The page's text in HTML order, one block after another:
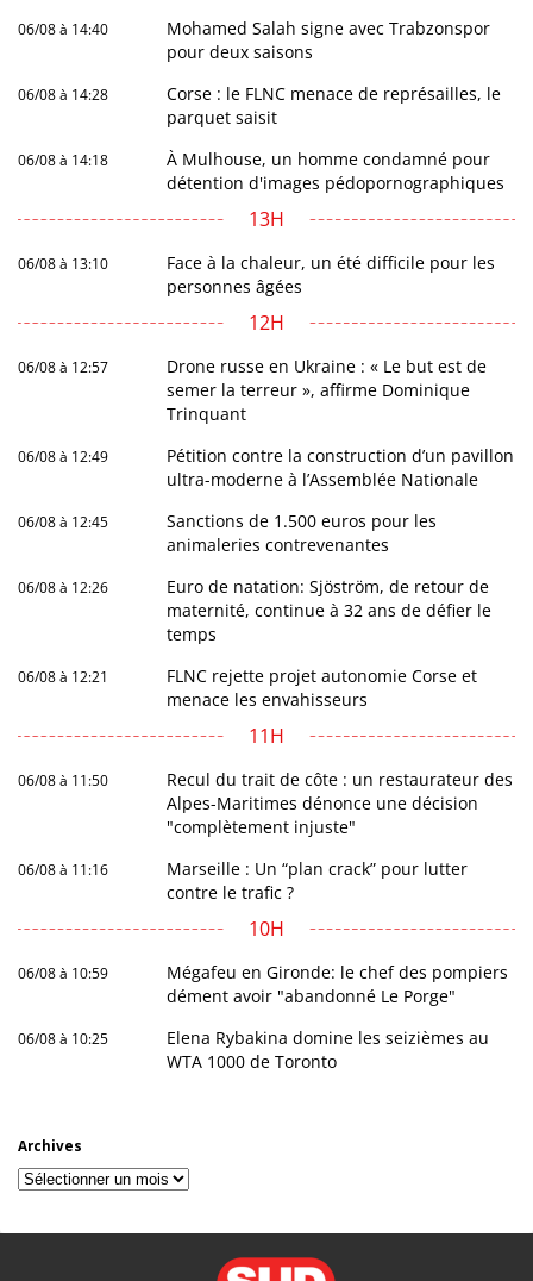
06/08 à 14:40
Mohamed Salah signe avec Trabzonspor
pour deux saisons
06/08 à 14:28
Corse : le FLNC menace de représailles, le
parquet saisit
06/08 à 14:18
À Mulhouse, un homme condamné pour
détention d'images pédopornographiques
13H
06/08 à 13:10
Face à la chaleur, un été difficile pour les
personnes âgées
12H
06/08 à 12:57
Drone russe en Ukraine : « Le but est de
semer la terreur », affirme Dominique
Trinquant
06/08 à 12:49
Pétition contre la construction d’un pavillon
ultra-moderne à l’Assemblée Nationale
06/08 à 12:45
Sanctions de 1.500 euros pour les
animaleries contrevenantes
06/08 à 12:26
Euro de natation: Sjöström, de retour de
maternité, continue à 32 ans de défier le
temps
06/08 à 12:21
FLNC rejette projet autonomie Corse et
menace les envahisseurs
11H
06/08 à 11:50
Recul du trait de côte : un restaurateur des
Alpes-Maritimes dénonce une décision
"complètement injuste"
06/08 à 11:16
Marseille : Un “plan crack” pour lutter
contre le trafic ?
10H
06/08 à 10:59
Mégafeu en Gironde: le chef des pompiers
dément avoir "abandonné Le Porge"
06/08 à 10:25
Elena Rybakina domine les seizièmes au
WTA 1000 de Toronto
Archives
Archives